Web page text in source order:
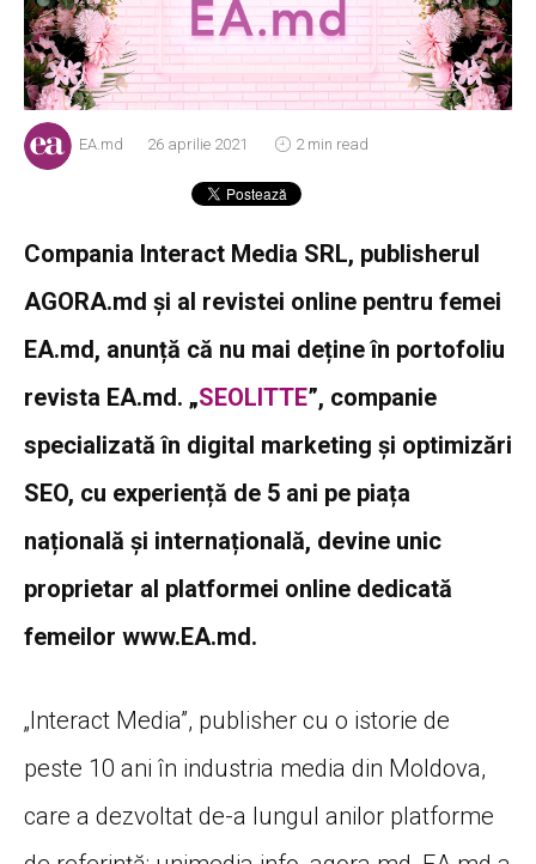
EA.md 26 aprilie 2021 2 min read
Compania Interact Media SRL, publisherul
AGORA.md și al revistei online pentru femei
EA.md, anunță că nu mai deține în portofoliu
revista EA.md. „SEOLITTE”, companie
specializată în digital marketing și optimizări
SEO, cu experiență de 5 ani pe piața
națională și internațională, devine unic
proprietar al platformei online dedicată
femeilor www.EA.md.
„Interact Media”, publisher cu o istorie de
peste 10 ani în industria media din Moldova,
care a dezvoltat de-a lungul anilor platforme